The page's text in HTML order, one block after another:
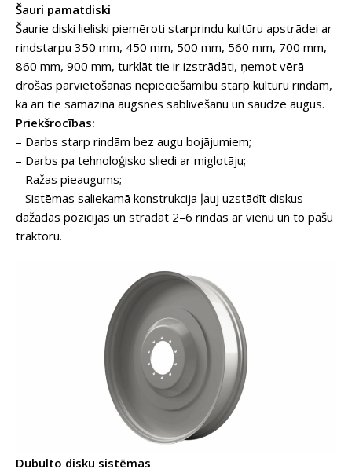
Šauri pamatdiski
Šaurie diski lieliski piemēroti starprindu kultūru apstrādei ar
rindstarpu 350 mm, 450 mm, 500 mm, 560 mm, 700 mm,
860 mm, 900 mm, turklāt tie ir izstrādāti, ņemot vērā
drošas pārvietošanās nepieciešamību starp kultūru rindām,
kā arī tie samazina augsnes sablīvēšanu un saudzē augus.
Priekšrocības:
– Darbs starp rindām bez augu bojājumiem;
– Darbs pa tehnoloģisko sliedi ar miglotāju;
– Ražas pieaugums;
– Sistēmas saliekamā konstrukcija ļauj uzstādīt diskus
dažādās pozīcijās un strādāt 2–6 rindās ar vienu un to pašu
traktoru.
Dubulto disku sistēmas